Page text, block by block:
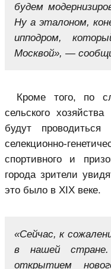
будем
Ну а эталоном,
ипподром,
Москвой», —
Кроме того, по
сельского
будут
селекционно-
спортивного и
города зрители
это было в XIX веке.
«Сейчас, к
в нашей
открытием